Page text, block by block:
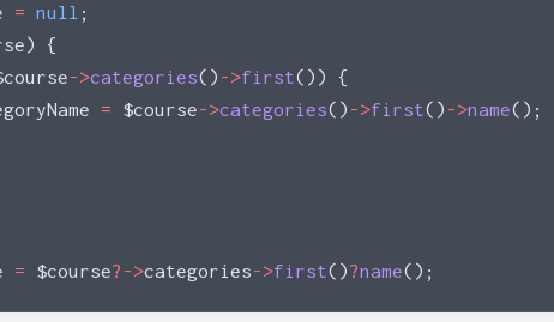
= null ;
{
->categories() ->first()) {
= $course->categories() ->first() ->name();
= $course?->categories->first()?name();